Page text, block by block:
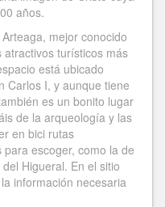
años.
mejor conocido
turísticos más
está ubicado
Carlos I, y aunque tiene
es un bonito lugar
de la arqueología y las
en bici rutas
escoger, como la de
Higueral. En el sitio
información necesaria